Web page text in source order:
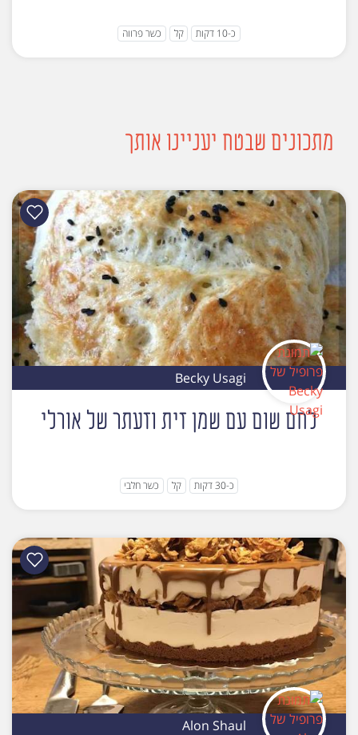
כ-10 דקות קל כשר פרווה
מתכונים שבטח יעניינו אותך
Becky Usagi
לחם שום עם שמן זית וזעתר של אורלי
כ-30 דקות קל כשר חלבי
Alon Shaul